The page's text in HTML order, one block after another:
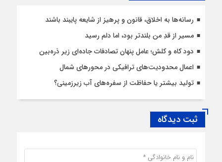
رسانه‌ها به اخلاق، قانون و پرهیز از شایعه پایبند باشند
مسیر از قدِ من بلندتر بود، اما دلم رسید
دود کاه و کلش؛ عامل پنهان تصادفات جاده‌ای زیر ذره‌بین
اعمال محدودیت‌‌های ترافیکی در محورهای شمال
تولید بیشتر یا حفاظت از سفره‌های آب زیرزمینی؟
ثبت دیدگاه